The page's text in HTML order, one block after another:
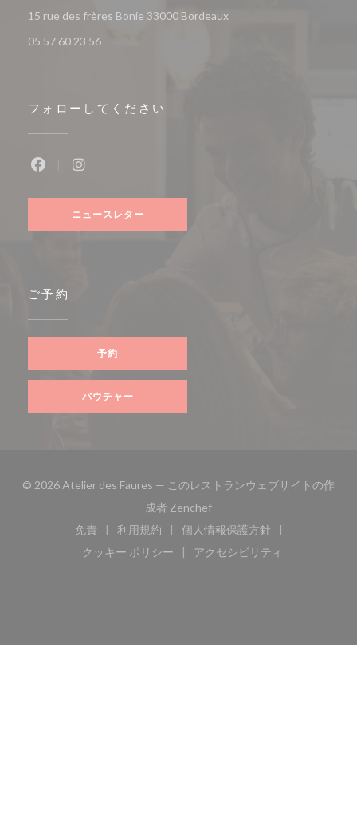
15 rue des frères Bonie 33000 Bordeaux((新しいウィンドウで開
05 57 60 23 56
フォローしてください
ニュースレター
ご予約
予約
バウチャー
© 2026 Atelier des Faures — このレストランウェブサイトの作
成者 Zenchef((新しいウィンドウで開きま
免責
((新しいウィンドウで開きます))
利用規約
((新しいウィンドウで開きます))
個人情報保護方針
((新しいウィンドウで開
クッキー ポリシー
((新しいウィンドウで開きます))
アクセシビリティ
((新しいウィンドウで